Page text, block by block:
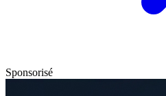
Sponsorisé